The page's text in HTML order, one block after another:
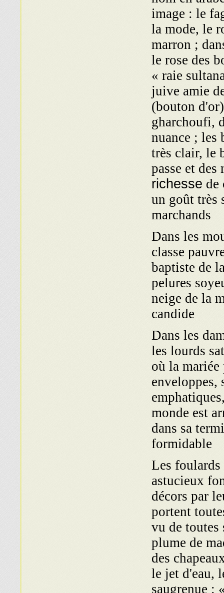
image : le
la mode, le
marron ;
le rose des
« raie
juive amie
(bouton
gharchoufi,
nuance ; les
très clair, le
passe et
richesse de
un goût très
marchands
Dans les
classe
baptiste de
pelures
neige de la
candide
Dans les
les lourds
où la
enveloppes,
monde est
dans sa
formidable
Les foulards
astucieux
décors par
portent
vu de toutes
plume de
des
le jet d'eau,
saugrenue :